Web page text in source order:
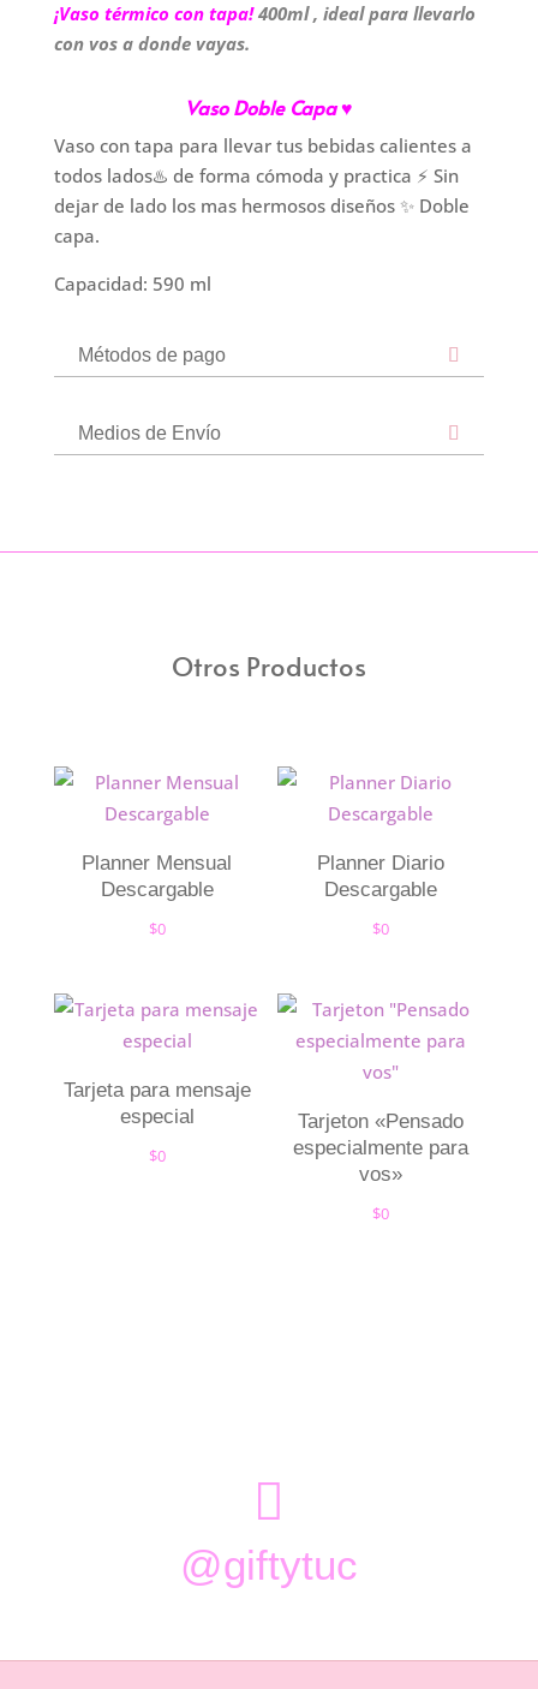
¡Vaso térmico con tapa! 400ml , ideal para llevarlo
con vos a donde vayas.
Vaso Doble Capa ♥
Vaso con tapa para llevar tus bebidas calientes a
todos lados♨️ de forma cómoda y practica ⚡ Sin
dejar de lado los mas hermosos diseños ✨ Doble
capa.
Capacidad: 590 ml
Métodos de pago
Medios de Envío
Otros Productos
Planner Mensual
Descargable
$0
Planner Diario
Descargable
$0
Tarjeta para mensaje
especial
$0
Tarjeton «Pensado
especialmente para
vos»
$0

@giftytuc